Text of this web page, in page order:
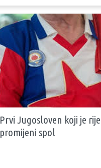
Prvi Jugosloven koji je
promijeni spol